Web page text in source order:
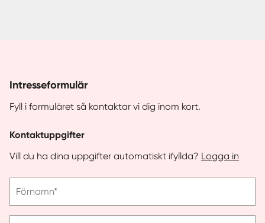
Intresseformulär
Fyll i formuläret så kontaktar vi dig inom kort.
Kontaktuppgifter
Vill du ha dina uppgifter automatiskt ifyllda? Logga in
ange
Förnamn*